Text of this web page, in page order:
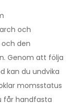
och
den
Genom att följa
kan du undvika
momsstatus
får handfasta